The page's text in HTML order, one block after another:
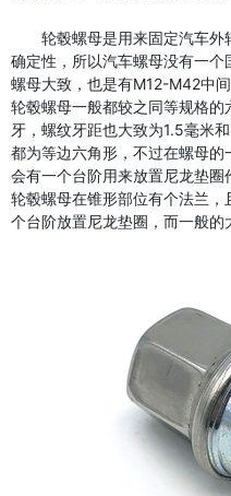
轮毂螺母是用来固定汽车外
确定性，所以汽车螺母没有一
螺母大致，也是有M12-M42中
轮毂螺母一般都较之同等规格
牙，螺纹牙距也大致为1.5毫米
都为等边六角形，不过在螺母
会有一个台阶用来放置尼龙垫
轮毂螺母在锥形部位有个法兰
个台阶放置尼龙垫圈，而一般的